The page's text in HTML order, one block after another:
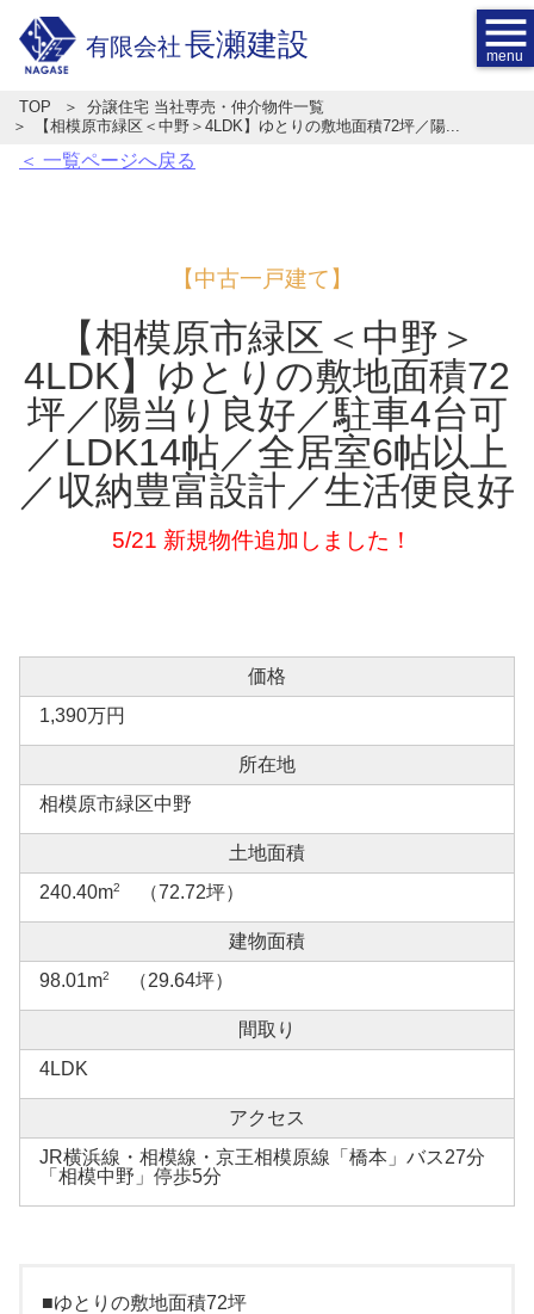
有限会社長瀬建設 menu
TOP
分譲住宅 当社専売・仲介物件一覧
【相模原市緑区＜中野＞4LDK】ゆとりの敷地面積72坪／陽...
＜ 一覧ページへ戻る
【中古一戸建て】
【相模原市緑区＜中野＞
4LDK】ゆとりの敷地面積72
坪／陽当り良好／駐車4台可
／LDK14帖／全居室6帖以上
／収納豊富設計／生活便良好
5/21 新規物件追加しました！
価格
1,390万円
所在地
相模原市緑区中野
土地面積
240.40m2 （72.72坪）
建物面積
98.01m2 （29.64坪）
間取り
4LDK
アクセス
JR横浜線・相模線・京王相模原線「橋本」バス27分
「相模中野」停歩5分
■ゆとりの敷地面積72坪